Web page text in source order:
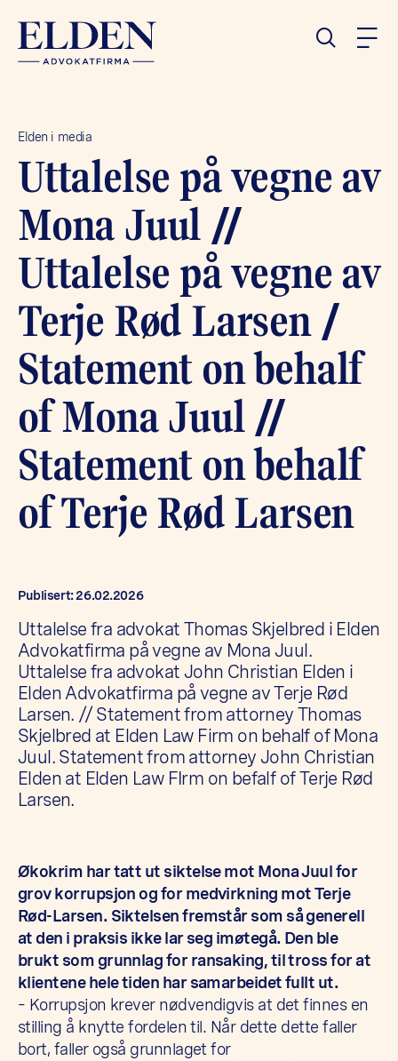
Elden i media
Uttalelse på vegne av
Mona Juul //
Uttalelse på vegne av
Terje Rød Larsen /
Statement on behalf
of Mona Juul //
Statement on behalf
of Terje Rød Larsen
Publisert: 26.02.2026
Uttalelse fra advokat Thomas Skjelbred i Elden
Advokatfirma på vegne av Mona Juul.
Uttalelse fra advokat John Christian Elden i
Elden Advokatfirma på vegne av Terje Rød
Larsen. // Statement from attorney Thomas
Skjelbred at Elden Law Firm on behalf of Mona
Juul. Statement from attorney John Christian
Elden at Elden Law FIrm on befalf of Terje Rød
Larsen.
Økokrim har tatt ut siktelse mot Mona Juul for
grov korrupsjon og for medvirkning mot Terje
Rød-Larsen. Siktelsen fremstår som så generell
at den i praksis ikke lar seg imøtegå. Den ble
brukt som grunnlag for ransaking, til tross for at
klientene hele tiden har samarbeidet fullt ut.
– Korrupsjon krever nødvendigvis at det finnes en
stilling å knytte fordelen til. Når dette dette faller
bort, faller også grunnlaget for